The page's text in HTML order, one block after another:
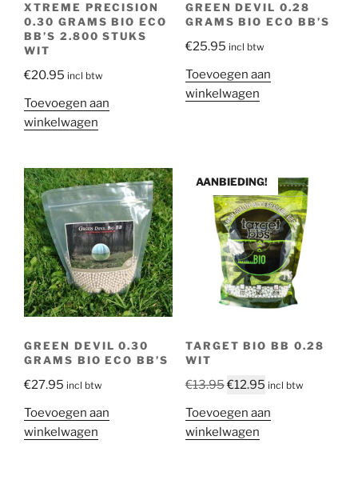
XTREME PRECISION
0.30 GRAMS BIO ECO
BB’S 2.800 STUKS
WIT
€20.95 incl btw
Toevoegen aan
winkelwagen
GREEN DEVIL 0.28
GRAMS BIO ECO BB’S
€25.95 incl btw
Toevoegen aan
winkelwagen
GREEN DEVIL 0.30
GRAMS BIO ECO BB’S
€27.95 incl btw
Toevoegen aan
winkelwagen
AANBIEDING!
TARGET BIO BB 0.28
WIT
€13.95Oorspronkelijke
was:
€13.95.
€12.95Huidige
is:
incl btw
Toevoegen aan
winkelwagen